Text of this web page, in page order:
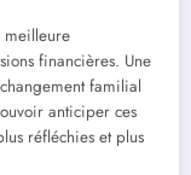
meilleure
financières. Une
familial
anticiper ces
réfléchies et plus